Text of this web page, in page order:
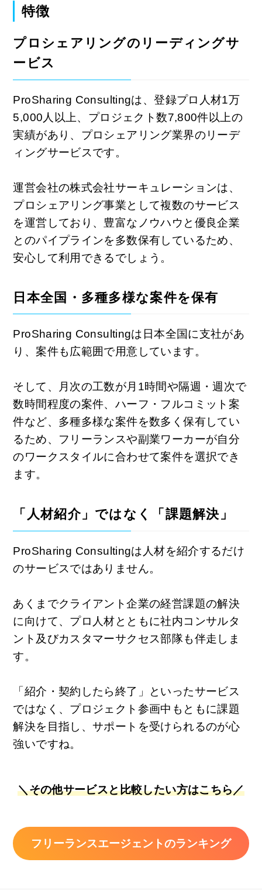
特徴
プロシェアリングのリーディングサ
ービス
ProSharing Consultingは、登録プロ人材1万
5,000人以上、プロジェクト数7,800件以上の
実績があり、プロシェアリング業界のリーデ
ィングサービスです。
運営会社の株式会社サーキュレーションは、
プロシェアリング事業として複数のサービス
を運営しており、豊富なノウハウと優良企業
とのパイプラインを多数保有しているため、
安心して利用できるでしょう。
日本全国・多種多様な案件を保有
ProSharing Consultingは日本全国に支社があ
り、案件も広範囲で用意しています。
そして、月次の工数が月1時間や隔週・週次で
数時間程度の案件、ハーフ・フルコミット案
件など、多種多様な案件を数多く保有してい
るため、フリーランスや副業ワーカーが自分
のワークスタイルに合わせて案件を選択でき
ます。
「人材紹介」ではなく「課題解決」
ProSharing Consultingは人材を紹介するだけ
のサービスではありません。
あくまでクライアント企業の経営課題の解決
に向けて、プロ人材とともに社内コンサルタ
ント及びカスタマーサクセス部隊も伴走しま
す。
「紹介・契約したら終了」といったサービス
ではなく、プロジェクト参画中もともに課題
解決を目指し、サポートを受けられるのが心
強いですね。
＼その他サービスと比較したい方はこちら／
フリーランスエージェントのランキング